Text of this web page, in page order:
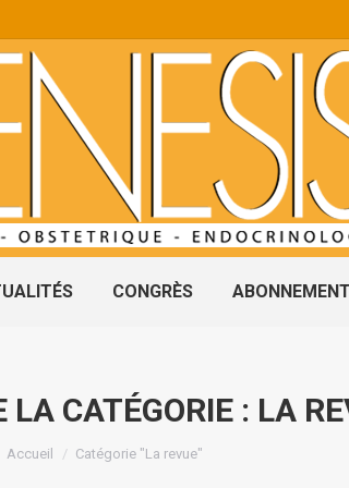
CONGRÈS ABONNEMENT
LA CATÉGORIE : LA
Vous êtes ici :
Accueil Catégorie "La revue"